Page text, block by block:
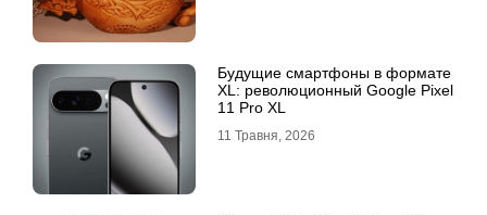
Будущие смартфоны в формате
XL: революционный Google Pixel
11 Pro XL
11 Травня, 2026